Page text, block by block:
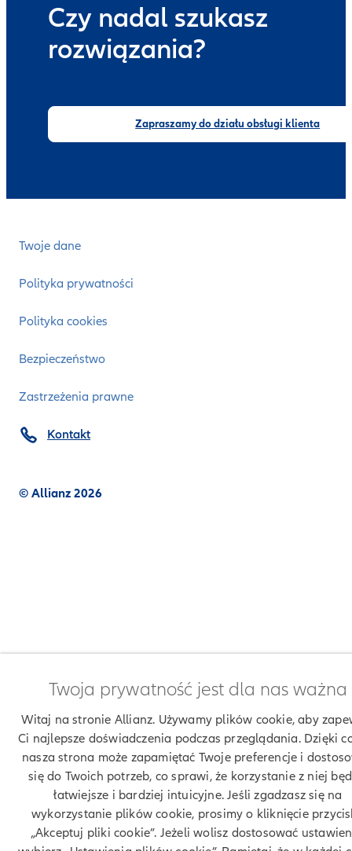
Czy nadal szukasz
rozwiązania?
Zapraszamy do działu obsługi klienta
Twoje dane
Polityka prywatności
Polityka cookies
Bezpieczeństwo
Zastrzeżenia prawne
© Allianz 2026
Kontakt
Twoja prywatność jest dla nas ważna
Witaj na stronie Allianz. Używamy plików cookie, aby
Ci najlepsze doświadczenia podczas przeglądania. Dzięki
nasza strona może zapamiętać Twoje preferencje i
się do Twoich potrzeb, co sprawi, że korzystanie z niej
łatwiejsze i bardziej intuicyjne. Jeśli zgadzasz się na
wykorzystanie plików cookie, prosimy o kliknięcie
„Akceptuj pliki cookie”. Jeżeli wolisz dostosować